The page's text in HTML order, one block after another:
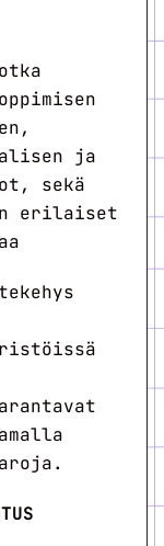
ja
sekä
erilaiset